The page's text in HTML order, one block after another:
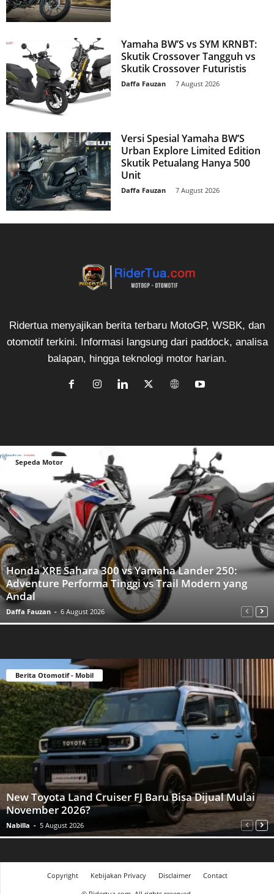
Yamaha BW’S vs SYM KRNBT:
Skutik Crossover Tangguh vs
Skutik Crossover Futuristis
Daffa Fauzan 7 August 2026
Versi Spesial Yamaha BW’S
Urban Explore Limited Edition
Skutik Petualang Hanya 500
Unit
Daffa Fauzan 7 August 2026
Ridertua menyajikan berita terbaru MotoGP, WSBK, dan
otomotif terkini. Informasi langsung dari paddock, analisa
balapan, hingga teknologi motor harian.
Sepeda Motor
Honda XRE Sahara 300 vs Yamaha Lander 250:
Adventure Performa Tinggi vs Trail Modern yang
Andal
Daffa Fauzan - 6 August 2026
Berita Otomotif - Mobil
New Toyota Land Cruiser FJ Baru Bisa Dijual Mulai
November 2026?
Nabilla - 5 August 2026
Copyright Kebijakan Privacy Disclaimer
Contact